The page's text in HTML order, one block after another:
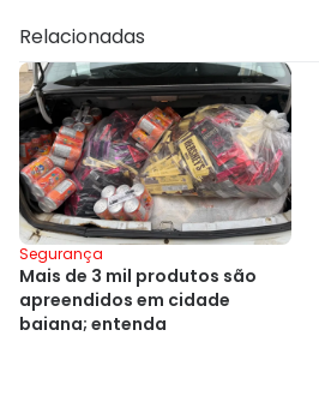
Relacionadas
Segurança
Mais de 3 mil produtos são
apreendidos em cidade
baiana; entenda